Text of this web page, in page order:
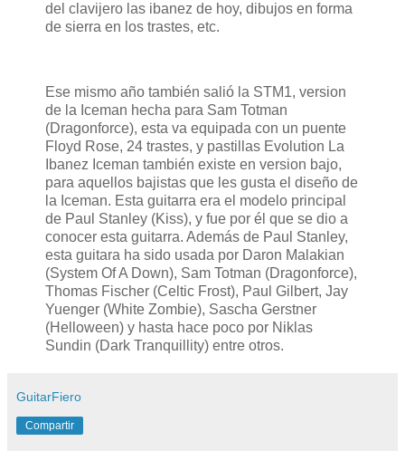
del clavijero las ibanez de hoy, dibujos en forma
de sierra en los trastes, etc.
Ese mismo año también salió la STM1, version
de la Iceman hecha para Sam Totman
(Dragonforce), esta va equipada con un puente
Floyd Rose, 24 trastes, y pastillas Evolution La
Ibanez Iceman también existe en version bajo,
para aquellos bajistas que les gusta el diseño de
la Iceman. Esta guitarra era el modelo principal
de Paul Stanley (Kiss), y fue por él que se dio a
conocer esta guitarra. Además de Paul Stanley,
esta guitara ha sido usada por Daron Malakian
(System Of A Down), Sam Totman (Dragonforce),
Thomas Fischer (Celtic Frost), Paul Gilbert, Jay
Yuenger (White Zombie), Sascha Gerstner
(Helloween) y hasta hace poco por Niklas
Sundin (Dark Tranquillity) entre otros.
GuitarFiero
Compartir